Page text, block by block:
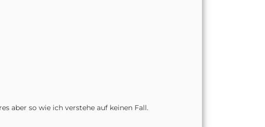
aber so wie ich verstehe auf keinen Fall.